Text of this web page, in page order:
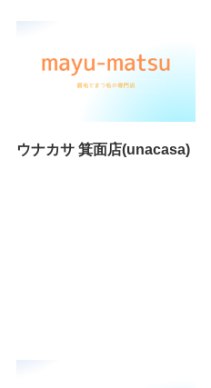
ウナカサ 箕面店(unacasa)